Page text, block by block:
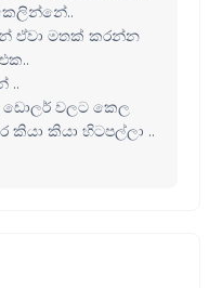
ඒවා මතක් කරන්න
..
වලට කෙල
කියා කියා හිටපල්ලා ..